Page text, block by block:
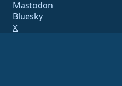
Mastodon
Bluesky
X